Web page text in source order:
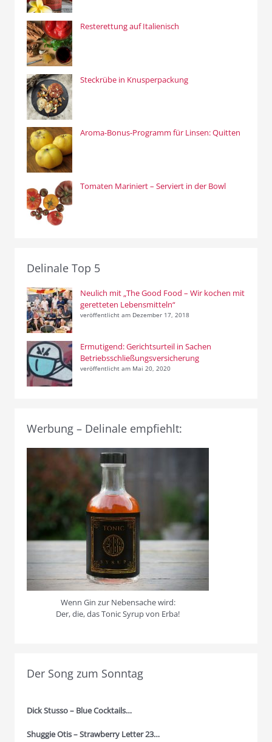
Resterettung auf Italienisch
Steckrübe in Knusperpackung
Aroma-Bonus-Programm für Linsen: Quitten
Tomaten Mariniert – Serviert in der Bowl
Delinale Top 5
Neulich mit „The Good Food – Wir kochen mit
geretteten Lebensmitteln“
veröffentlicht am Dezember 17, 2018
Ermutigend: Gerichtsurteil in Sachen
Betriebsschließungsversicherung
veröffentlicht am Mai 20, 2020
Werbung – Delinale empfiehlt:
Wenn Gin zur Nebensache wird:
Der, die, das Tonic Syrup von Erba!
Der Song zum Sonntag
Dick Stusso – Blue Cocktails…
Shuggie Otis – Strawberry Letter 23…